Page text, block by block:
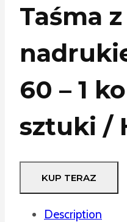
Taśma z
60 – 1
sztuki /
KUP TERAZ
Description